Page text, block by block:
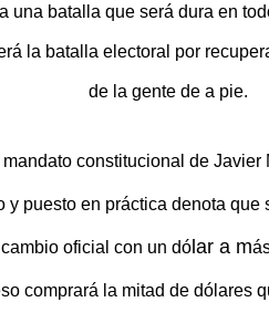
una batalla que será dura en
á la batalla electoral por
de la gente de a pie.
constitucional de
y puesto en práctica denota que
oficial con un dó lar a m
comprará la mitad de dólares